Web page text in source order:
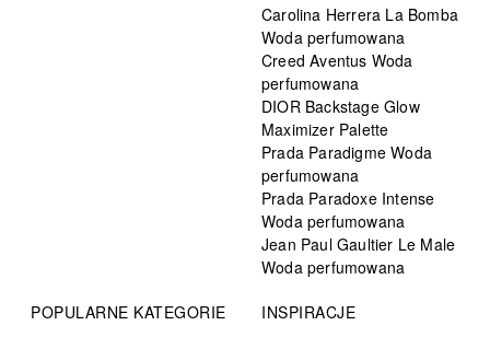
Carolina Herrera La Bomba
Woda perfumowana
Creed Aventus Woda
perfumowana
DIOR Backstage Glow
Maximizer Palette
Prada Paradigme Woda
perfumowana
Prada Paradoxe Intense
Woda perfumowana
Jean Paul Gaultier Le Male
Woda perfumowana
POPULARNE KATEGORIE
INSPIRACJE